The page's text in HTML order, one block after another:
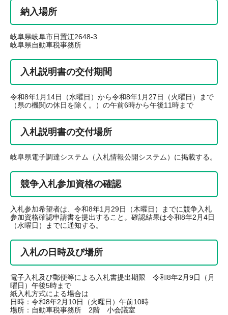
納入場所
岐阜県岐阜市日置江2648-3
岐阜県自動車税事務所
入札説明書の交付期間
令和8年1月14日（水曜日）から令和8年1月27日（火曜日）まで
（県の機関の休日を除く。）の午前6時から午後11時まで
入札説明書の交付場所
岐阜県電子調達システム（入札情報公開システム）に掲載する。
競争入札参加資格の確認
入札参加希望者は、令和8年1月29日（木曜日）までに競争入札
参加資格確認申請書を提出すること。確認結果は令和8年2月4日
（水曜日）までに通知する。
入札の日時及び場所
電子入札及び郵便等による入札書提出期限 令和8年2月9日（月
曜日）午後5時まで
紙入札方式による場合は
日時：令和8年2月10日（火曜日）午前10時
場所：自動車税事務所 2階 小会議室